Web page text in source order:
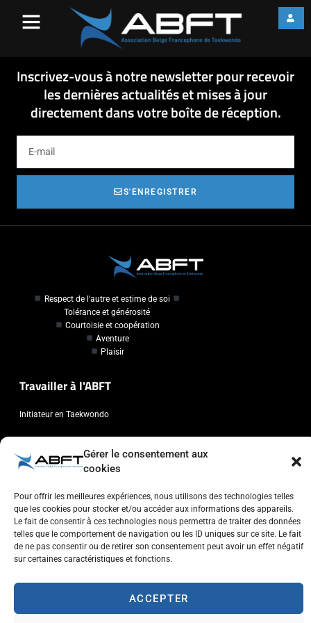
Gérer le consentement aux
cookies
Pour offrir les meilleures expériences, nous utilisons des technologies telles
que les cookies pour stocker et/ou accéder aux informations des appareils.
Le fait de consentir à ces technologies nous permettra de traiter des données
telles que le comportement de navigation ou les ID uniques sur ce site. Le fait
de ne pas consentir ou de retirer son consentement peut avoir un effet négatif
sur certaines caractéristiques et fonctions.
ACCEPTER
B-2
Composition3 verso verso fini B-2
Inscrivez-vous à notre newsletter pour recevoir
les dernières actualités et mises à jour
directement dans votre boîte de réception.
S'ENREGISTRER
Respect de l'autre et estime de soi
Tolérance et générosité
Courtoisie et coopération
Aventure
Plaisir
Travailler à l'ABFT
Initiateur en Taekwondo
Chaussée de Wavre, 2057 - 1160 Auderghem
info@abft.be
+32 (0)2 347 34 77